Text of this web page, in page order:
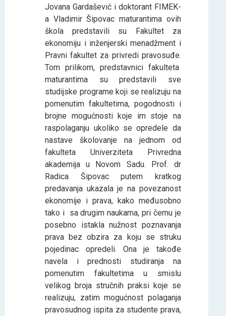
Jovana Gardašević i doktorant FIMEK-
a Vladimir Šipovac maturantima ovih
škola predstavili su Fakultet za
ekonomiju i inženjerski menadžment i
Pravni fakultet za privredi pravosuđe.
Tom prilikom, predstavnici fakulteta
maturantima su predstavili sve
studijske programe koji se realizuju na
pomenutim fakultetima, pogodnosti i
brojne mogućnosti koje im stoje na
raspolaganju ukoliko se opredele da
nastave školovanje na jednom od
fakulteta Univerziteta Privredna
akademija u Novom Sadu. Prof. dr
Radica Šipovac putem kratkog
predavanja ukazala je na povezanost
ekonomije i prava, kako međusobno
tako i sa drugim naukama, pri čemu je
posebno istakla nužnost poznavanja
prava bez obzira za koju se struku
pojedinac opredeli. Ona je takođe
navela i prednosti studiranja na
pomenutim fakultetima u smislu
velikog broja stručnih praksi koje se
realizuju, zatim mogućnost polaganja
pravosudnog ispita za studente prava,